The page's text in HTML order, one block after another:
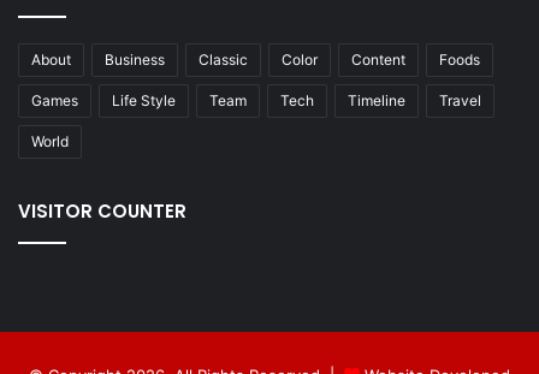
About Business Classic Color Content Foods
Games Life Style Team Tech Timeline Travel
World
VISITOR COUNTER